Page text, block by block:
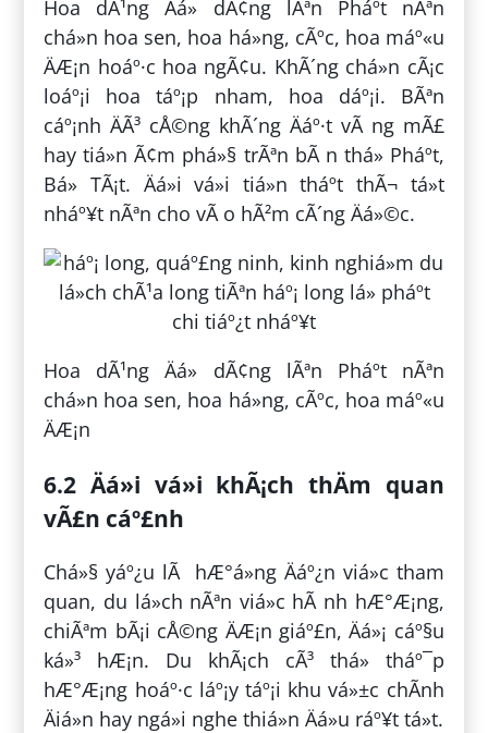
Hoa dÃ¹ng Äá» dÃ¢ng lÃªn Pháº­t nÃªn
chá»n hoa sen, hoa há»ng, cÃºc, hoa máº«u
ÄÆ¡n hoáº·c hoa ngÃ¢u. KhÃ´ng chá»n cÃ¡c
loáº¡i hoa táº¡p nham, hoa dáº¡i. BÃªn
cáº¡nh ÄÃ³ cÅ©ng khÃ´ng Äáº·t vÃ ng mÃ£
hay tiá»n Ã¢m phá»§ trÃªn bÃ n thá» Pháº­t,
Bá» TÃ¡t. Äá»i vá»i tiá»n tháº­t thÃ¬ tá»t
nháº¥t nÃªn cho vÃ o hÃ²m cÃ´ng Äá»©c.
Hoa dÃ¹ng Äá» dÃ¢ng lÃªn Pháº­t nÃªn
chá»n hoa sen, hoa há»ng, cÃºc, hoa máº«u
ÄÆ¡n
6.2 Äá»i vá»i khÃ¡ch thÄm quan
vÃ£n cáº£nh
Chá»§ yáº¿u lÃ hÆ°á»ng Äáº¿n viá»c tham
quan, du lá»ch nÃªn viá»c hÃ nh hÆ°Æ¡ng,
chiÃªm bÃ¡i cÅ©ng ÄÆ¡n giáº£n, Äá»¡ cáº§u
ká»³ hÆ¡n. Du khÃ¡ch cÃ³ thá» tháº¯p
hÆ°Æ¡ng hoáº·c láº¡y táº¡i khu vá»±c chÃ­nh
Äiá»n hay ngá»i nghe thiá»n Äá»u ráº¥t tá»t.